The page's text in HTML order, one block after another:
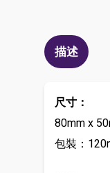
描述
尺寸：
80mm x
包裝：